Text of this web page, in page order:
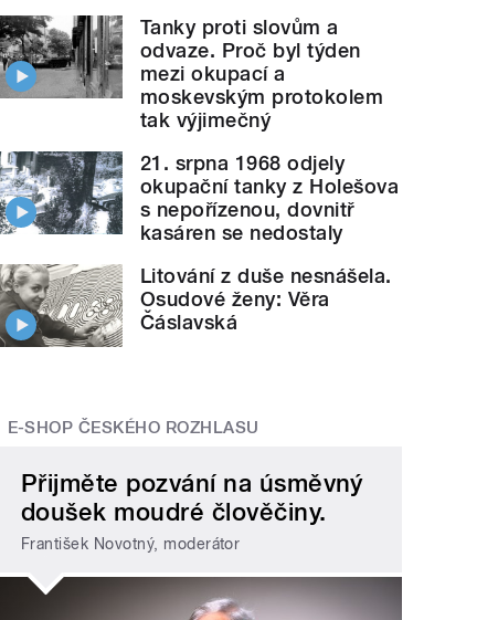
Tanky proti slovům a
odvaze. Proč byl týden
mezi okupací a
moskevským protokolem
tak výjimečný
21. srpna 1968 odjely
okupační tanky z Holešova
s nepořízenou, dovnitř
kasáren se nedostaly
Litování z duše nesnášela.
Osudové ženy: Věra
Čáslavská
E-SHOP ČESKÉHO ROZHLASU
Přijměte pozvání na úsměvný
doušek moudré člověčiny.
František Novotný, moderátor